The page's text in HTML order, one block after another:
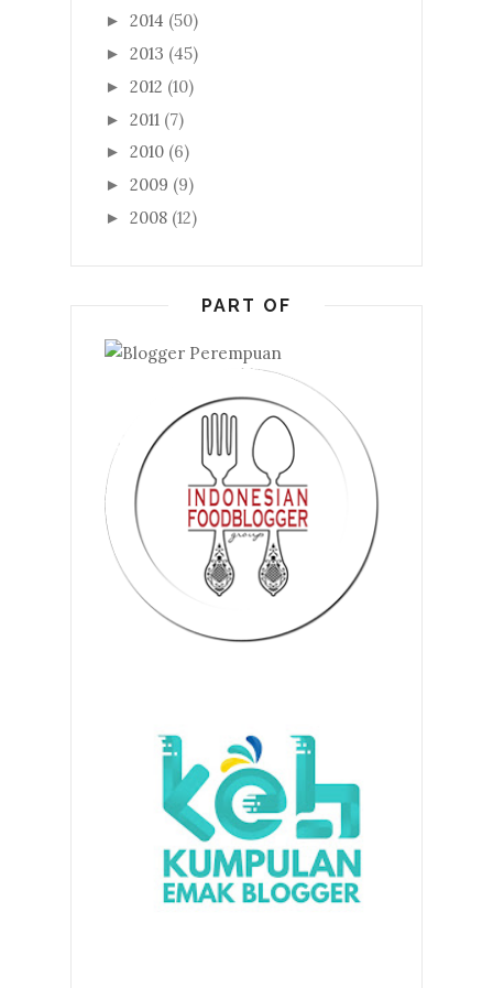
► 2014 (50)
► 2013 (45)
► 2012 (10)
► 2011 (7)
► 2010 (6)
► 2009 (9)
► 2008 (12)
PART OF